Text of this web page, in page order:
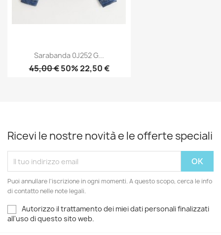
Sarabanda 0J252 G...
45,00 €50% 22,50 €
Ricevi le nostre novità e le offerte speciali
Puoi annullare l'iscrizione in ogni momenti. A questo scopo, cerca le info
di contatto nelle note legali.
Autorizzo il trattamento dei miei dati personali finalizzati
all'uso di questo sito web.